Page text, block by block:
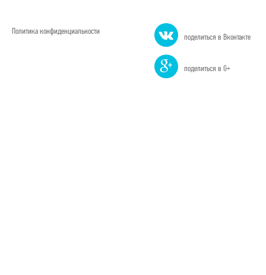
Политика конфиденциальности
поделиться в Вконтакте
поделиться в G+